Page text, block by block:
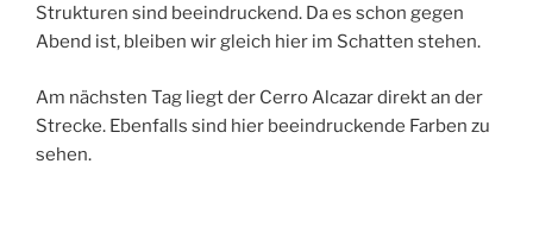
Strukturen sind beeindruckend. Da es schon gegen
Abend ist, bleiben wir gleich hier im Schatten stehen.
Am nächsten Tag liegt der Cerro Alcazar direkt an der
Strecke. Ebenfalls sind hier beeindruckende Farben zu
sehen.